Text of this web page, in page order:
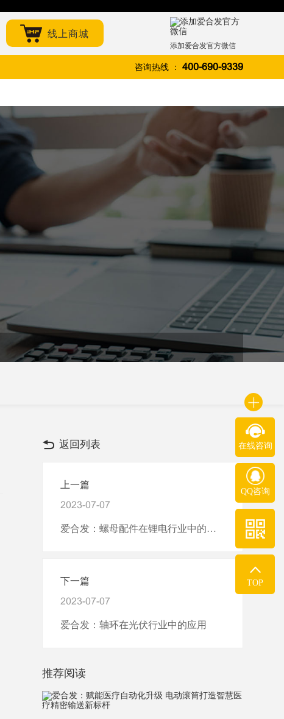
线上商城
添加爱合发官方微信
咨询热线 ： 400-690-9339
返回列表
上一篇
2023-07-07
爱合发：螺母配件在锂电行业中的应用
下一篇
2023-07-07
爱合发：轴环在光伏行业中的应用
推荐阅读
在线咨询
QQ咨询
TOP